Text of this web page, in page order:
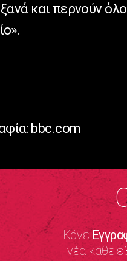
ξανά και περνούν
bbc.com
Κάνε
νέα κάθε